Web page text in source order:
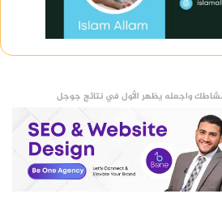
واجعله يظهر الأول في نتائج جوجل